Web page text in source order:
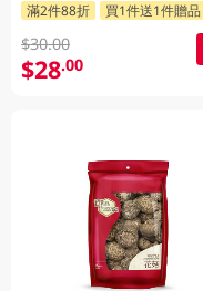
滿2件88折 買1件送1件贈品
$30.00
$28.00